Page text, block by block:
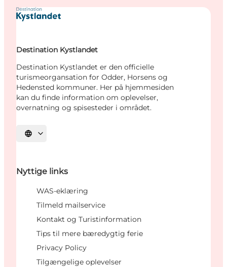
Destination Kystlandet
Destination Kystlandet er den officielle
turismeorgansation for Odder, Horsens og
Hedensted kommuner. Her på hjemmesiden
kan du finde information om oplevelser,
overnatning og spisesteder i området.
Vælg sprog
Nyttige links
WAS-eklæring
Tilmeld mailservice
Kontakt og Turistinformation
Tips til mere bæredygtig ferie
Privacy Policy
Tilgængelige oplevelser